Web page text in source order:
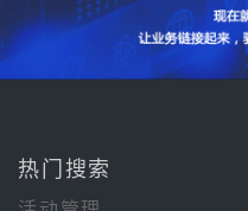
热门搜索